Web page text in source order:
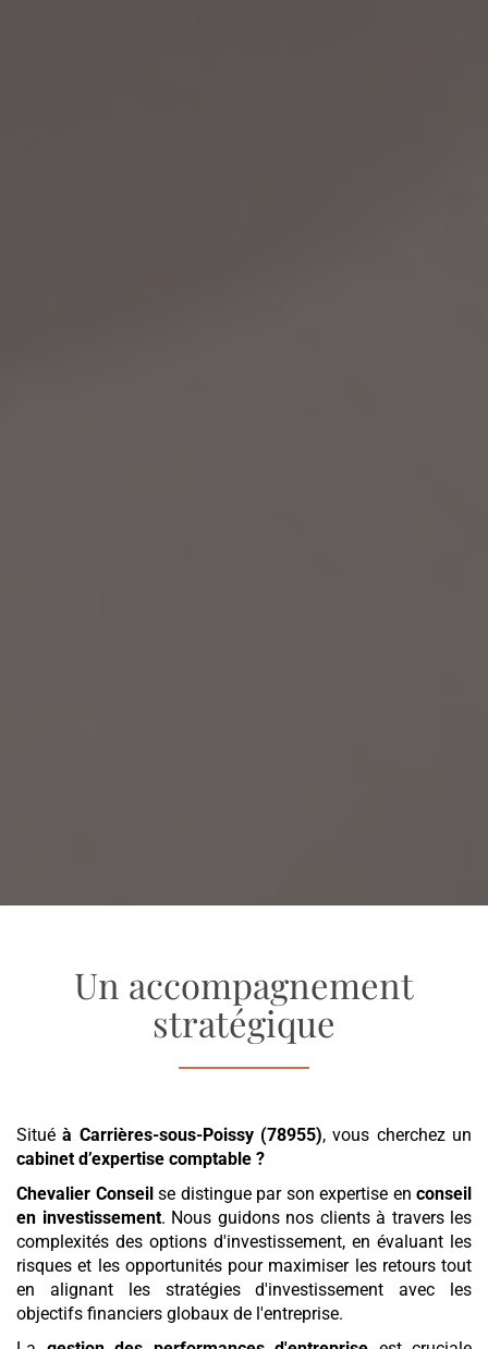
Un accompagnement
stratégique
Situéà Carrières-sous-Poissy (78955), vous cherchez un
cabinet d’expertise comptable ?
Chevalier Conseilse distingue par son expertise en conseil
en investissement. Nous guidons nos clients à travers les
complexités des options d'investissement, en évaluant les
risques et les opportunités pour maximiser les retours tout
en alignant les stratégies d'investissement avec les
objectifs financiers globaux de l'entreprise.